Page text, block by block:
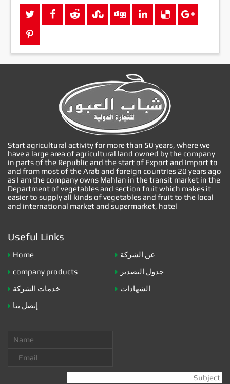
Start agricultural activity for more than 50 years, where we
have a large area of agricultural land owned by the company
in parts of the Republic and the start of Export and Import to
and from most of the Arab and foreign countries 20 years ago
as I am the company owns Mahlan in the transit market in the
Department of vegetables and section fruit which makes it
easier to supply all kinds of vegetables and fruit to the local
and international market and supermarket, hotel
Useful Links
Home
عن الشركة
company products
جدول التصدير
خدمات الشركة
الشهادات
إتصل بنا